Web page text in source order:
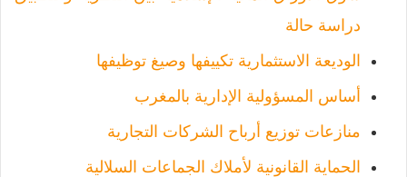
دراسة حالة
الوديعة الاستثمارية تكييفها وصيغ توظيفها
أساس المسؤولية الإدارية بالمغرب
منازعات توزيع أرباح الشركات التجارية
الحماية القانونية لأملاك الجماعات السلالية